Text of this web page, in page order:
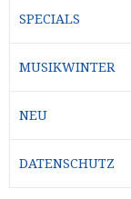
SPECIALS
MUSIKWINTER
NEU
DATENSCHUTZ